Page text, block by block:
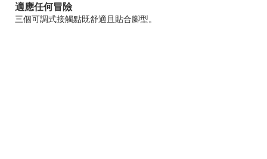
適應任何冒險
三個可調式接觸點既舒適且貼合腳型。